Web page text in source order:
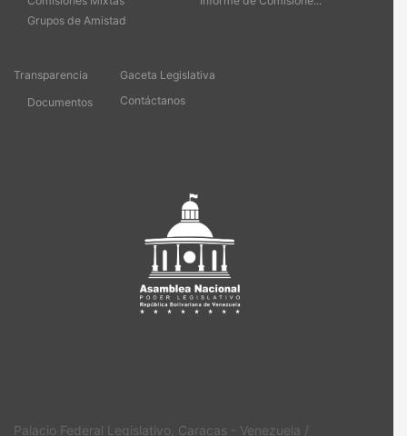
Grupos de Amistad
Transparencia
Documentos
Gaceta Legislativa
Contáctanos
Palacio Federal Legislativo, Caracas - Venezuela /